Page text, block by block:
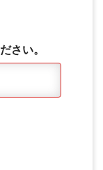
さい。